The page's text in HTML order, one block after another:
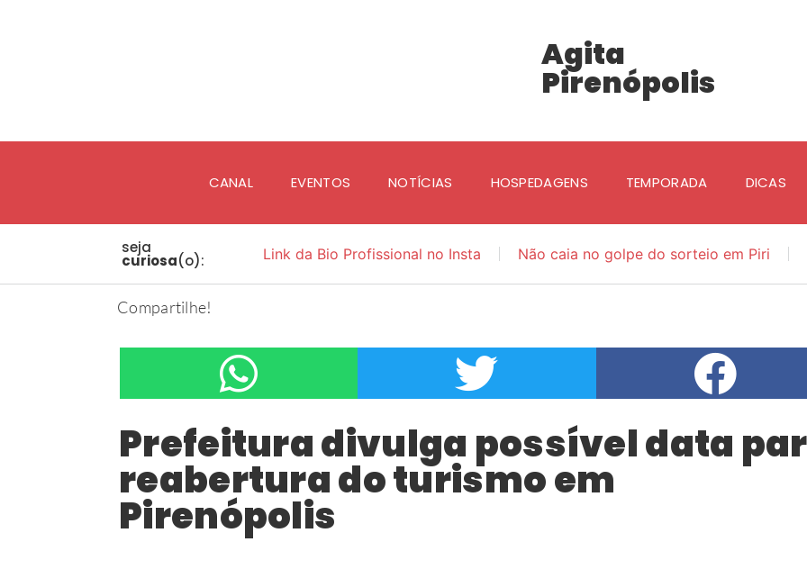
Agita
Pirenópolis
CANAL EVENTOS NOTÍCIAS HOSPEDAGENS TEMPORADA DICAS
seja
curiosa(o): Link da Bio Profissional no Insta Não caia no golpe do sorteio em Piri
Compartilhe!
Prefeitura divulga possível data
reabertura do turismo em
Pirenópolis